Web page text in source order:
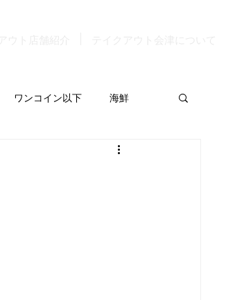
ワンコイン以下 海鮮